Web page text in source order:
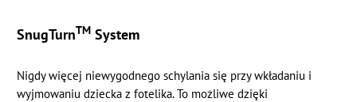
SnugTurnTM System
Nigdy więcej niewygodnego schylania się przy wkładaniu i
wyjmowaniu dziecka z fotelika. To możliwe dzięki